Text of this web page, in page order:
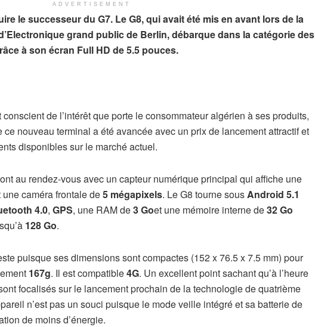
ADVERTISEMENT
le successeur du G7. Le G8, qui avait été mis en avant lors de la
grand public de Berlin, débarque dans la catégorie des
à son écran Full HD de 5.5 pouces.
de l’intérêt que porte le consommateur algérien à ses produits,
nouveau terminal a été avancée avec un prix de lancement attractif et
disponibles sur le marché actuel.
au rendez-vous avec un capteur numérique principal qui affiche une
une caméra frontale de5 mégapixels. Le G8 tourne sousAndroid 5.1
4.0, GPS, une RAM de3 Goet une mémoire interne de32 Go
128 Go.
puisque ses dimensions sont compactes (152 x 76.5 x 7.5 mm) pour
167g. Il est compatible4G. Un excellent point sachant qu’à l’heure
focalisés sur le lancement prochain de la technologie de quatrième
n’est pas un souci puisque le mode veille intégré et sa batterie de
de moins d’énergie.